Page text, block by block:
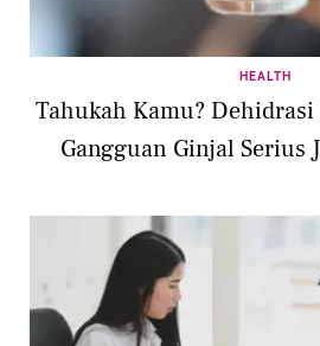
HEALTH
Tahukah Kamu?
Gangguan Ginjal Serius